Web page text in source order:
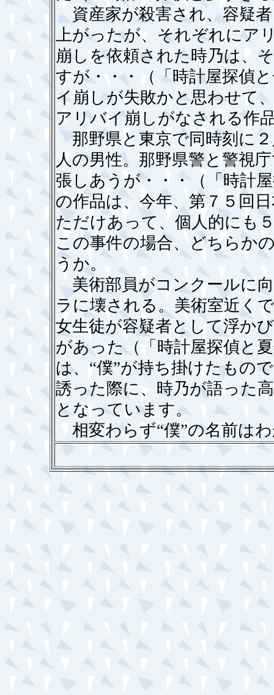
資産家が殺害され、容疑
上がったが、それぞれにア
崩しを依頼された時乃は、
すが・・・（「時計屋探偵
イ崩しが失敗かと思わせて
アリバイ崩しがなされる作
那野県と東京で同時刻に
人の男性。那野県警と警視
張しあうが・・・（「時計
の作品は、今年、第７５回
ただけあって、個人的にも
この事件の場合、どちらか
うか。
美術部員がコンクールに
ラに壊される。美術室近く
女生徒が容疑者として浮か
があった（「時計屋探偵と
は、“僕”が持ち掛けたもの
誘った際に、時乃が語った
となっています。
相変わらず“僕”の名前は